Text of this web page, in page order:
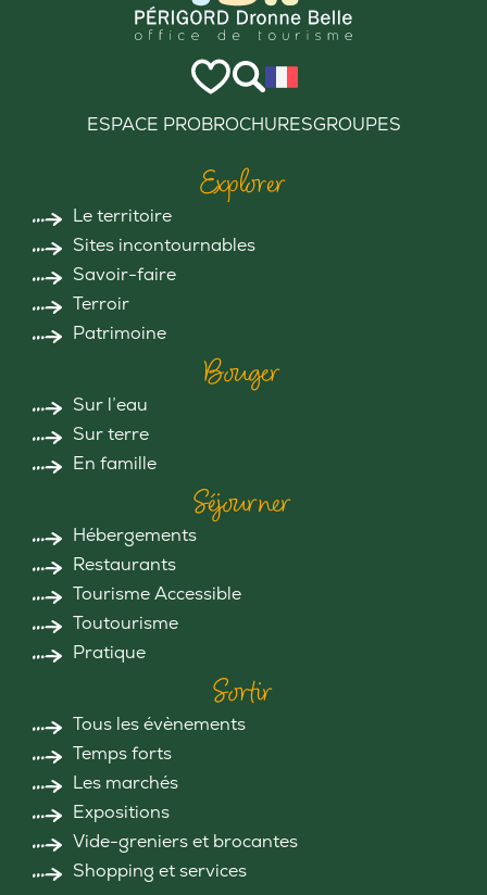
ESPACE PROBROCHURESGROUPES
Explorer
Le territoire
Sites incontournables
Savoir-faire
Terroir
Patrimoine
Bouger
Sur l’eau
Sur terre
En famille
Séjourner
Hébergements
Restaurants
Tourisme Accessible
Toutourisme
Pratique
Sortir
Tous les évènements
Temps forts
Les marchés
Expositions
Vide-greniers et brocantes
Shopping et services